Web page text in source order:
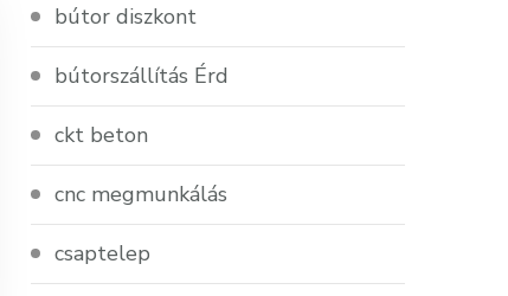
bútor diszkont
bútorszállítás Érd
ckt beton
cnc megmunkálás
csaptelep